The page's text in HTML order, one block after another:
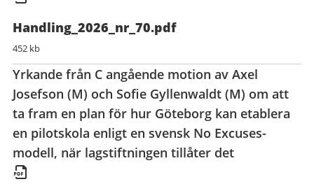
Handling_2026_nr_70.pdf
452 kb
Yrkande från C angående motion av Axel
Josefson (M) och Sofie Gyllenwaldt (M) om att
ta fram en plan för hur Göteborg kan etablera
en pilotskola enligt en svensk No Excuses-
modell, när lagstiftningen tillåter det